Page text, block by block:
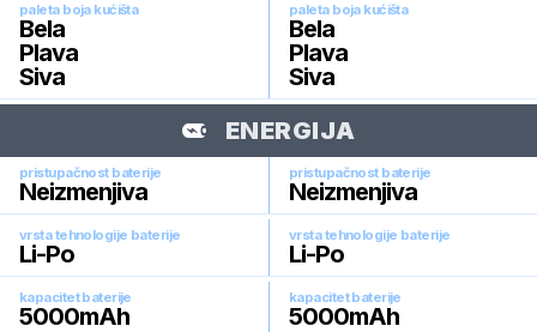
paleta boja kućišta
Bela
Plava
Siva
paleta boja kućišta
Bela
Plava
Siva
ENERGIJA
pristupačnost baterije
Neizmenjiva
pristupačnost baterije
Neizmenjiva
vrsta tehnologije baterije
Li-Po
vrsta tehnologije baterije
Li-Po
kapacitet baterije
5000mAh
kapacitet baterije
5000mAh